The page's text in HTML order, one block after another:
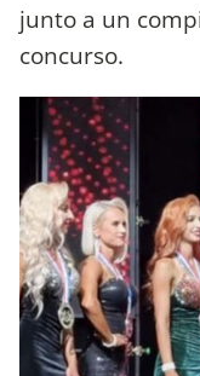
junto a un
concurso.